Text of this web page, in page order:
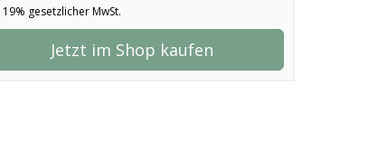
19% gesetzlicher MwSt.
Jetzt im Shop kaufen